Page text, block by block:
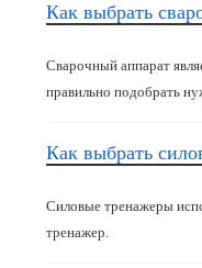
Как выбрать
Сварочный аппарат
правильно подобрать
Как выбрать
Силовые тренажеры
тренажер.